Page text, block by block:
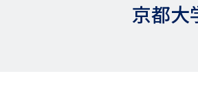
京都大